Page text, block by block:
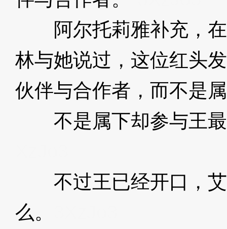
阿尔托莉雅补充，在
林与她说过，这位红头
伙伴与合作者，而不是
不是属下却参与王最
不过王已经开口，艾
么。